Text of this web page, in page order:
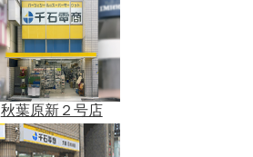
秋葉原新２号店